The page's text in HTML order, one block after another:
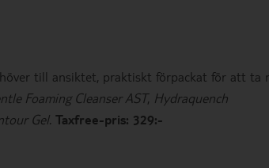
till ansiktet, praktiskt förpackat för att ta
Foaming Cleanser AST, Hydraquench
Gel. Taxfree-pris: 329:-